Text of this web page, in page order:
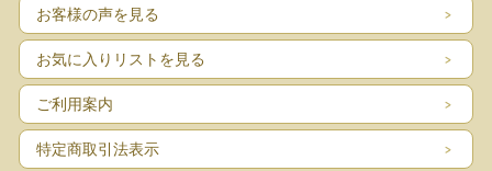
お客様の声を見る
お気に入りリストを見る
ご利用案内
特定商取引法表示